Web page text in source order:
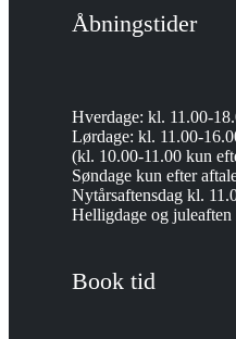
Åbningstider
Hverdage: kl. 11.00-
Lørdage: kl. 11.00-
(kl. 10.00-11.00 kun
Søndage kun efter
Nytårsaftensdag kl.
Helligdage og
Book tid